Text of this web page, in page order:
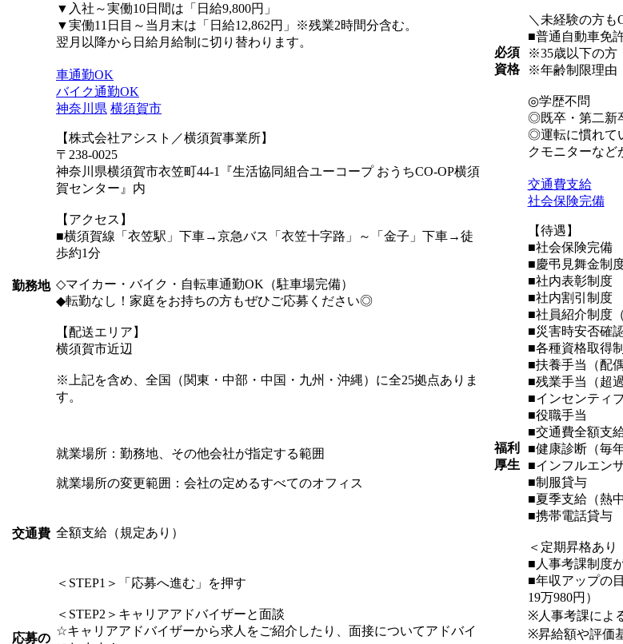
▼入社～実働10日間は「日給9,800円」
▼実働11日目～当月末は「日給12,862円」※残業2時間分含む。
翌月以降から日給月給制に切り替わります。
勤務地
車通勤OK
バイク通勤OK
神奈川県 横須賀市
【株式会社アシスト／横須賀事業所】
〒238-0025
神奈川県横須賀市衣笠町44-1『生活協同組合ユーコープ おうちCO-OP横須
賀センター』内
【アクセス】
■横須賀線「衣笠駅」下車→京急バス「衣笠十字路」～「金子」下車→徒
歩約1分
◇マイカー・バイク・自転車通勤OK（駐車場完備）
◆転勤なし！家庭をお持ちの方もぜひご応募ください◎
【配送エリア】
横須賀市近辺
※上記を含め、全国（関東・中部・中国・九州・沖縄）に全25拠点ありま
す。
就業場所：勤務地、その他会社が指定する範囲
就業場所の変更範囲：会社の定めるすべてのオフィス
交通費 全額支給（規定あり）
応募の
＜STEP1＞「応募へ進む」を押す
＜STEP2＞キャリアアドバイザーと面談
☆キャリアアドバイザーから求人をご紹介したり、面接についてアドバイ
必須
資格
＼未経験の方も
■普通自動車免
※35歳以下の方
※年齢制限理由
◎学歴不問
◎既卒・第二新
◎運転に慣れて
クモニターなど
福利
厚生
交通費支給
社会保険完備
【待遇】
■社会保険完備
■慶弔見舞金制
■社内表彰制度
■社内割引制度
■社員紹介制度（
■災害時安否確
■各種資格取得
■扶養手当（配
■残業手当（超過
■インセンティ
■役職手当
■交通費全額支
■健康診断（毎
■インフルエン
■制服貸与
■夏季支給（熱
■携帯電話貸与
＜定期昇格あり
■人事考課制度
■年収アップの
19万980円）
※人事考課によ
※昇給額や評価